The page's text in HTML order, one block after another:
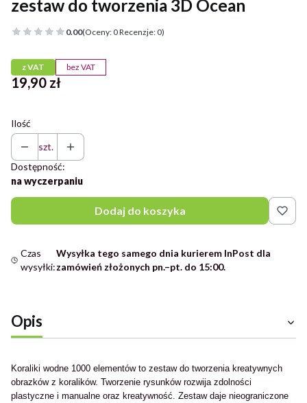
zestaw do tworzenia 3D Ocean
0.00(Oceny: 0 Recenzje: 0)
z VAT bez VAT
Cena
19,90 zł
Ilość
szt.
Dostępność:
na wyczerpaniu
Dodaj do koszyka
Czas
wysyłki:
Wysyłka tego samego dnia kurierem InPost dla
zamówień złożonych pn.–pt. do 15:00.
Opis
Koraliki wodne 1000 elementów to zestaw do tworzenia kreatywnych
obrazków z koralików. Tworzenie rysunków rozwija zdolności
plastyczne i manualne oraz kreatywność. Zestaw daje nieograniczone